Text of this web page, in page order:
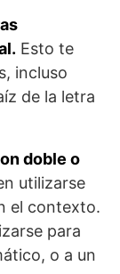
Esto te
incluso
de la letra
doble o
utilizarse
el contexto.
para
o a un